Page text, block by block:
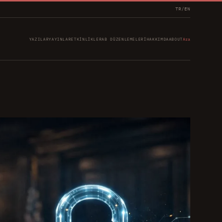
TR/EN
YAZILARYAYINLARETKINLIKLERAB DÜZENLEMELERI HAKKIMDA ABOUTAra